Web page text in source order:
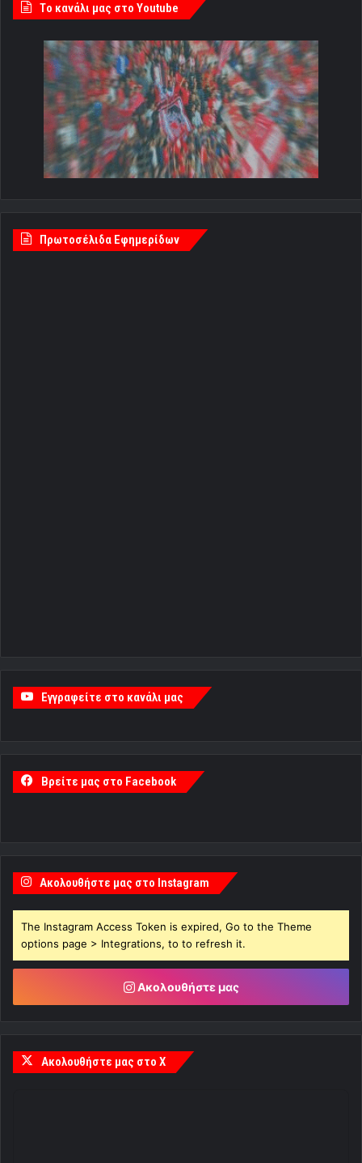
Tο κανάλι μας στο Youtube
Πρωτοσέλιδα Εφημερίδων
Εγγραφείτε στο κανάλι μας
Βρείτε μας στο Facebook
Ακολουθήστε μας στο Instagram
The Instagram Access Token is expired, Go to the Theme
options page > Integrations, to to refresh it.
Ακολουθήστε μας
Ακολουθήστε μας στο X